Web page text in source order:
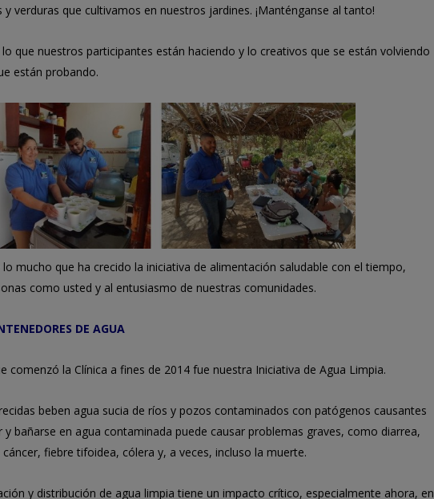
verduras que cultivamos en nuestros jardines. ¡Manténganse al tanto!
que nuestros participantes están haciendo y lo creativos que se están volviendo
están probando.
mucho que ha crecido la iniciativa de alimentación saludable con el tiempo,
como usted y al entusiasmo de nuestras comunidades.
DE AGUA
comenzó la Clínica a fines de 2014 fue nuestra Iniciativa de Agua Limpia.
beben agua sucia de ríos y pozos contaminados con patógenos causantes
y bañarse en agua contaminada puede causar problemas graves, como diarrea,
fiebre tifoidea, cólera y, a veces, incluso la muerte.
y distribución de agua limpia tiene un impacto crítico, especialmente ahora, en